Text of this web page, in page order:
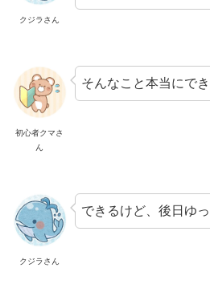
クジラさん
初心者クマさ
ん
そんなこと本当にでき
クジラさん
できるけど、後日ゆ